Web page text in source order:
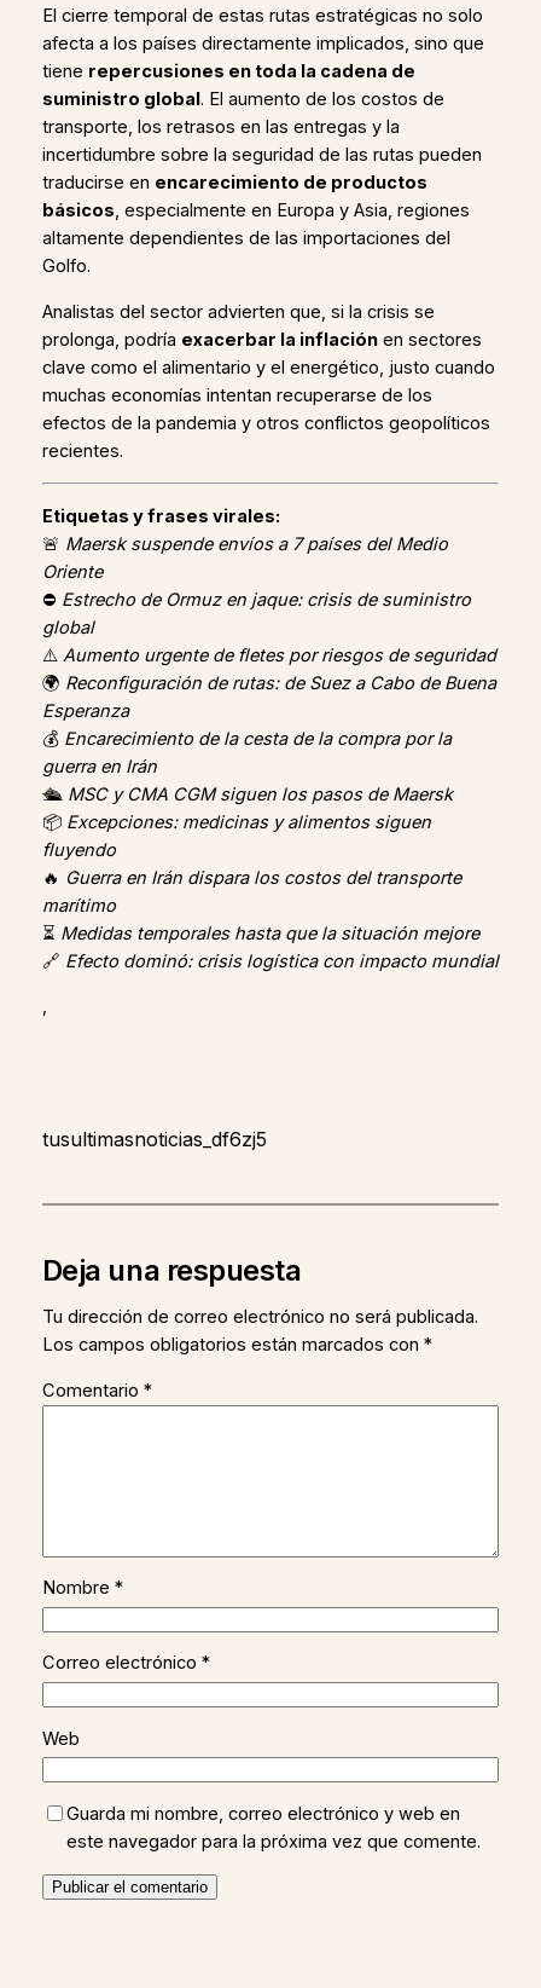
El cierre temporal de estas rutas estratégicas no solo
afecta a los países directamente implicados, sino que
tiene repercusiones en toda la cadena de
suministro global. El aumento de los costos de
transporte, los retrasos en las entregas y la
incertidumbre sobre la seguridad de las rutas pueden
traducirse en encarecimiento de productos
básicos, especialmente en Europa y Asia, regiones
altamente dependientes de las importaciones del
Golfo.
Analistas del sector advierten que, si la crisis se
prolonga, podría exacerbar la inflaciónen sectores
clave como el alimentario y el energético, justo cuando
muchas economías intentan recuperarse de los
efectos de la pandemia y otros conflictos geopolíticos
recientes.
Etiquetas y frases virales:
🚨 Maersk suspende envíos a 7 países del Medio
Oriente
⛔ Estrecho de Ormuz en jaque: crisis de suministro
global
⚠️ Aumento urgente de fletes por riesgos de seguridad
🌍 Reconfiguración de rutas: de Suez a Cabo de Buena
Esperanza
💰 Encarecimiento de la cesta de la compra por la
guerra en Irán
🛳️ MSC y CMA CGM siguen los pasos de Maersk
📦 Excepciones: medicinas y alimentos siguen
fluyendo
🔥 Guerra en Irán dispara los costos del transporte
marítimo
⏳ Medidas temporales hasta que la situación mejore
🔗 Efecto dominó: crisis logística con impacto mundial
,
tusultimasnoticias_df6zj5
Deja una respuesta
Tu dirección de correo electrónico no será publicada.
Los campos obligatorios están marcados con *
Comentario *
Nombre *
Correo electrónico *
Web
Guarda mi nombre, correo electrónico y web en
este navegador para la próxima vez que comente.